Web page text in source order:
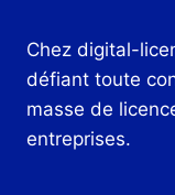
Chez digital-
défiant toute
masse de
entreprises.